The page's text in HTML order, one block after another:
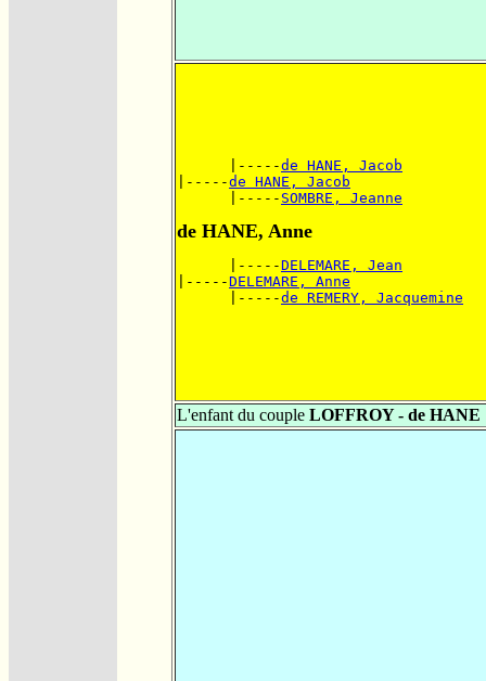
      |-----
de HANE, Jacob
|-----de HANE, Jacob
      |-----
SOMBRE, Jeanne
de HANE, Anne
      |-----
DELEMARE, Jean
|-----DELEMARE, Anne
      |-----
de REMERY, Jacquemine
L'enfant du couple LOFFROY - de HANE